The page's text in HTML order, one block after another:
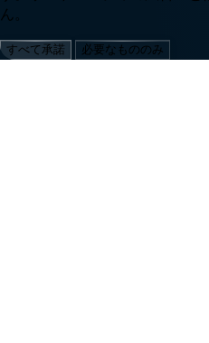
ん。
すべて承諾 必要なもののみ